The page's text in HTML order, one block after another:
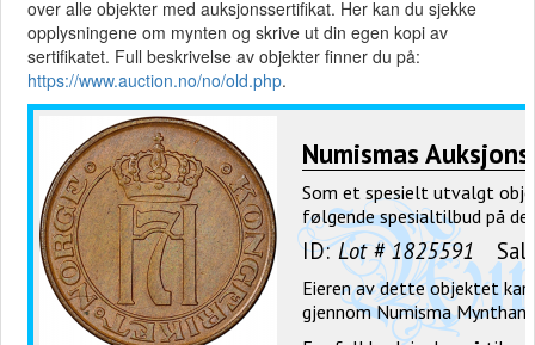
over alle objekter med auksjonssertifikat. Her kan du sjekke
opplysningene om mynten og skrive ut din egen kopi av
sertifikatet. Full beskrivelse av objekter finner du på:
https://www.auction.no/no/old.php.